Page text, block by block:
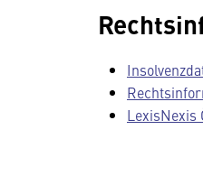
LexisNexis